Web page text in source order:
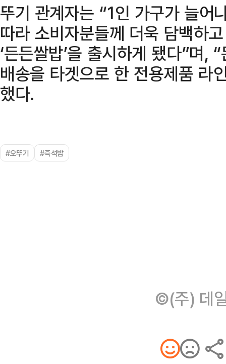
뚜기 관계자는 “1인 가구가 늘어
따라 소비자분들께 더욱 담백하
‘든든쌀밥’을 출시하게 됐다”며,
배송을 타겟으로 한 전용제품 라
했다.
#오뚜기 #즉석밥
©(주) 데